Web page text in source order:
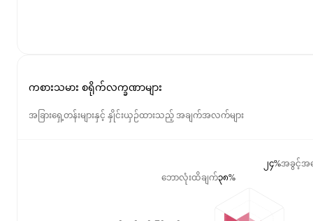
ကစားသမား စရိုက်လက္ခဏာများ
အခြားရှေ့တန်းများနှင့် နှိုင်းယှဉ်ထားသည့် အချက်အလက်များ
ဘောလုံးထိချက်၃၈%
အခွင့်အရ
၂၄%